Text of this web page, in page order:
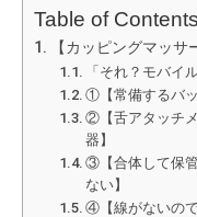
Table of Contents
【カッピングマッサ
「それ？モバイ
①【常備するバ
②【舌アタッチ
器】
③【合体して保
ない】
④【線がないの